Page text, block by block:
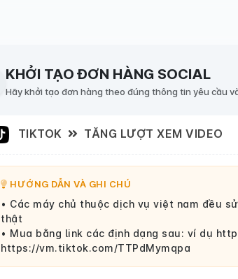
KHỞI TẠO ĐƠN HÀNG SOCIAL
Hãy khởi tạo đơn hàng theo đúng thông tin yêu cầu
TIKTOK TĂNG LƯỢT XEM VIDEO
HƯỚNG DẪN VÀ GHI CHÚ
• Các máy chủ thuộc dịch vụ việt nam đều
thật
• Mua bằng link các định dạng sau: ví dụ
https://vm.tiktok.com/TTPdMymqpa